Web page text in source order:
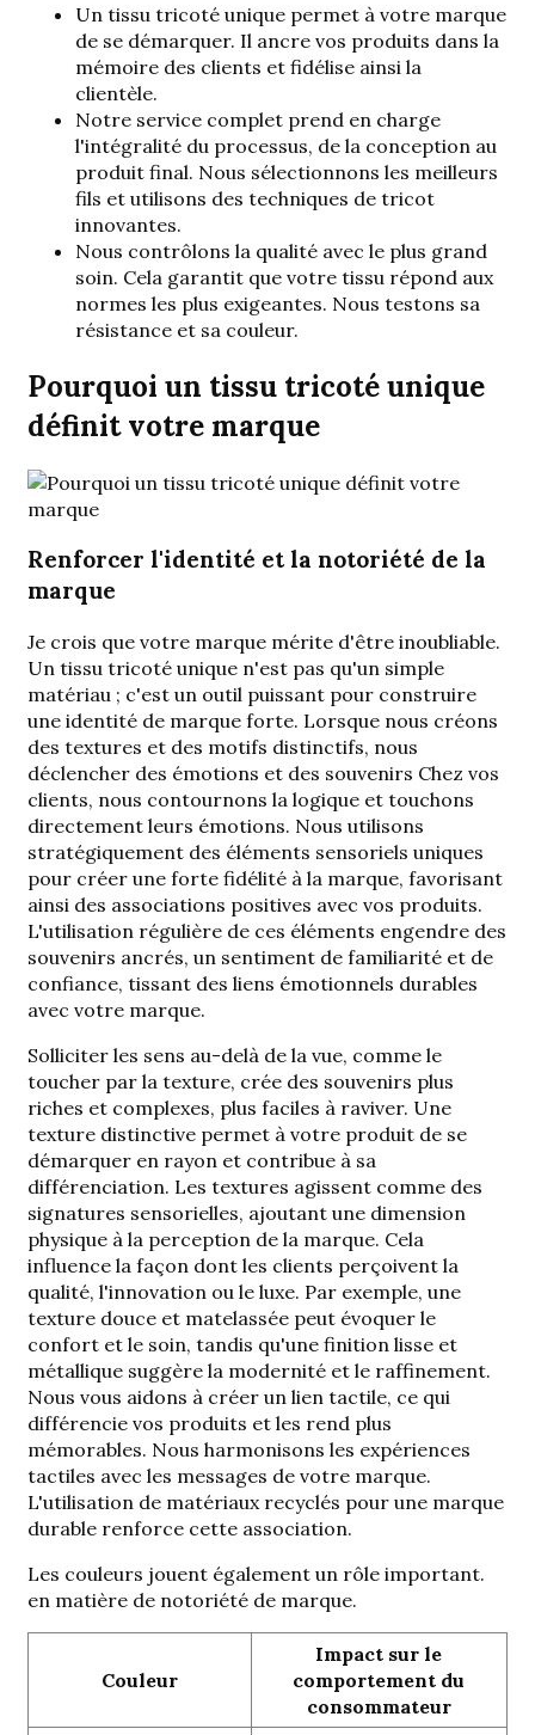
Un tissu tricoté unique permet à votre marque
de se démarquer. Il ancre vos produits dans la
mémoire des clients et fidélise ainsi la
clientèle.
Notre service complet prend en charge
l'intégralité du processus, de la conception au
produit final. Nous sélectionnons les meilleurs
fils et utilisons des techniques de tricot
innovantes.
Nous contrôlons la qualité avec le plus grand
soin. Cela garantit que votre tissu répond aux
normes les plus exigeantes. Nous testons sa
résistance et sa couleur.
Pourquoi un tissu tricoté unique
définit votre marque
Renforcer l'identité et la notoriété de la
marque
Je crois que votre marque mérite d'être inoubliable.
Un tissu tricoté unique n'est pas qu'un simple
matériau ; c'est un outil puissant pour construire
une identité de marque forte. Lorsque nous créons
des textures et des motifs distinctifs, nous
déclencher des émotions et des souvenirs Chez vos
clients, nous contournons la logique et touchons
directement leurs émotions. Nous utilisons
stratégiquement des éléments sensoriels uniques
pour créer une forte fidélité à la marque, favorisant
ainsi des associations positives avec vos produits.
L'utilisation régulière de ces éléments engendre des
souvenirs ancrés, un sentiment de familiarité et de
confiance, tissant des liens émotionnels durables
avec votre marque.
Solliciter les sens au-delà de la vue, comme le
toucher par la texture, crée des souvenirs plus
riches et complexes, plus faciles à raviver. Une
texture distinctive permet à votre produit de se
démarquer en rayon et contribue à sa
différenciation. Les textures agissent comme des
signatures sensorielles, ajoutant une dimension
physique à la perception de la marque. Cela
influence la façon dont les clients perçoivent la
qualité, l'innovation ou le luxe. Par exemple, une
texture douce et matelassée peut évoquer le
confort et le soin, tandis qu'une finition lisse et
métallique suggère la modernité et le raffinement.
Nous vous aidons à créer un lien tactile, ce qui
différencie vos produits et les rend plus
mémorables. Nous harmonisons les expériences
tactiles avec les messages de votre marque.
L'utilisation de matériaux recyclés pour une marque
durable renforce cette association.
Les couleurs jouent également un rôle important.
en matière de notoriété de marque.
Couleur
Impact sur le
comportement du
consommateur